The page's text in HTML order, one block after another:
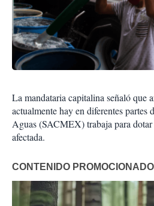
La mandataria capitalina señaló que
actualmente hay en diferentes partes
Aguas (SACMEX) trabaja para
afectada.